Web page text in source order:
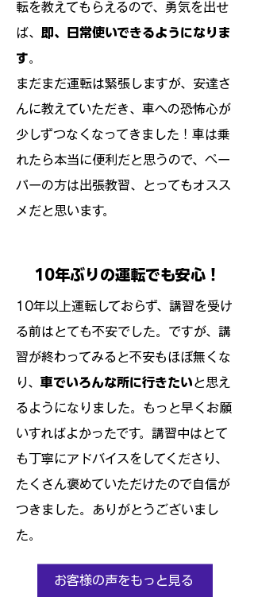
転を教えてもらえるので、勇気を出せ
ば、
即、日常使いできるようになりま
す。
まだまだ運転は緊張しますが、安達さ
んに教えていただき、車への恐怖心が
少しずつなくなってきました！車は乗
れたら本当に便利だと思うので、ペー
パーの方は出張教習、とってもオスス
メだと思います。
10年ぶりの運転でも安心！
10年以上運転しておらず、講習を受け
る前はとても不安でした。ですが、講
習が終わってみると不安もほぼ無くな
り、 車でいろんな所に行きたいと思え
るようになりました。もっと早くお願
いすればよかったです。講習中はとて
も丁寧にアドバイスをしてくださり、
たくさん褒めていただけたので自信が
つきました。ありがとうございまし
た。
お客様の声をもっと見る